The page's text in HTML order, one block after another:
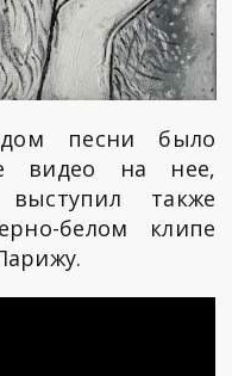
песни было
видео на нее,
также
белом клипе